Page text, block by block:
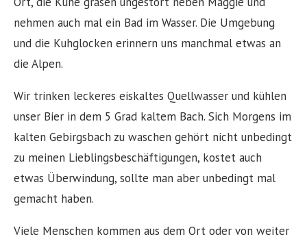
nehmen auch mal ein Bad im Wasser. Die Umgebung
und die Kuhglocken erinnern uns manchmal etwas an
die Alpen.
Wir trinken leckeres eiskaltes Quellwasser und kühlen
unser Bier in dem 5 Grad kaltem Bach. Sich Morgens im
kalten Gebirgsbach zu waschen gehört nicht unbedingt
zu meinen Lieblingsbeschäftigungen, kostet auch
etwas Überwindung, sollte man aber unbedingt mal
gemacht haben.
Viele Menschen kommen aus dem Ort oder von weiter